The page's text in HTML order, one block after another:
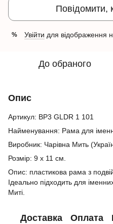
Повідомити,
% Увійти для відображення
До обраного
Опис
Артикул: BP3 GLDR 1 101
Найменування: Рама для
Виробник: Чарівна Мить
Розмір: 9 х 11 см.
Опис: пластикова рама з
Ідеально підходить для
Миті.
Доставка Оплата